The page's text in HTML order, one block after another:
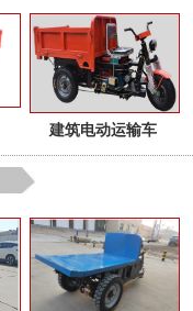
建筑电动运输车